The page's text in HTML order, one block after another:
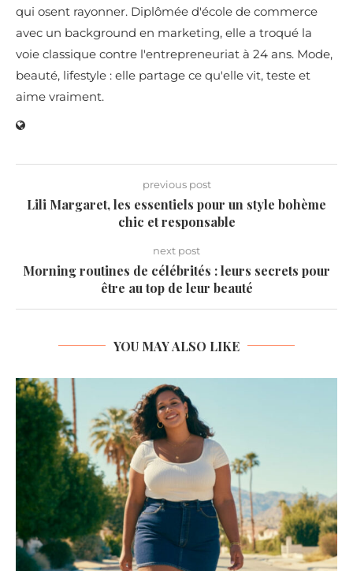
qui osent rayonner. Diplômée d'école de commerce
avec un background en marketing, elle a troqué la
voie classique contre l'entrepreneuriat à 24 ans. Mode,
beauté, lifestyle : elle partage ce qu'elle vit, teste et
aime vraiment.
previous post
Lili Margaret, les essentiels pour un style bohème
chic et responsable
next post
Morning routines de célébrités : leurs secrets pour
être au top de leur beauté
YOU MAY ALSO LIKE